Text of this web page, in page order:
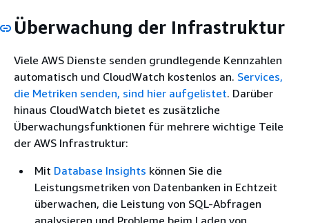
Überwachung der Infrastruktur
Viele AWS Dienste senden grundlegende Kennzahlen
automatisch und CloudWatch kostenlos an. Services,
die Metriken senden, sind hier aufgelistet. Darüber
hinaus CloudWatch bietet es zusätzliche
Überwachungsfunktionen für mehrere wichtige Teile
der AWS Infrastruktur:
Mit Database Insights können Sie die
Leistungsmetriken von Datenbanken in Echtzeit
überwachen, die Leistung von SQL-Abfragen
analysieren und Probleme beim Laden von